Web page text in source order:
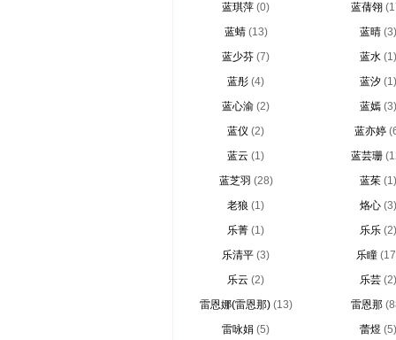
蓝琪萍 (0) 蓝蒨翎
蓝蜻 (13) 蓝晴 (3)
蓝少芬 (7) 蓝水 (1)
蓝彤 (4) 蓝汐 (1)
蓝心渝 (2) 蓝嫣 (3)
蓝仪 (2) 蓝亦婷
蓝云 (1) 蓝芸珊
蓝芝羽 (28) 蓝茱 (1)
老狼 (1) 烙心 (3)
乐菁 (1) 乐乐 (2)
乐清平 (3) 乐瞳
乐云 (2) 乐芸 (2)
雷恩娜(雷恩那) (13) 雷恩那
雷咏娟 (5) 蕾煜 (5)